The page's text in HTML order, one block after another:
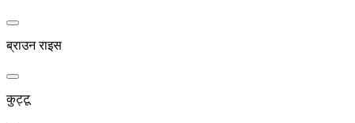
ब्राउन राइस
कुट्टू